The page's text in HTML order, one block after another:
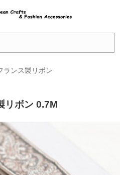
ランス製リボン
リボン 0.7M